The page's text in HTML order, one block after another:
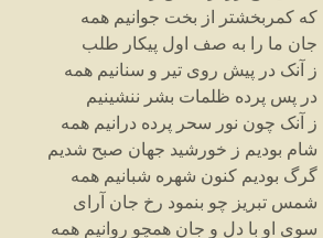
که کمربخشتر از بخت جوانیم همه
جان ما را به صف اول پیکار طلب
ز آنک در پیش روی تیر و سنانیم همه
در پس پرده ظلمات بشر ننشینیم
ز آنک چون نور سحر پرده درانیم همه
شام بودیم ز خورشید جهان صبح شدیم
گرگ بودیم کنون شهره شبانیم همه
شمس تبریز چو بنمود رخ جان آرای
سوی او با دل و جان همچو روانیم همه